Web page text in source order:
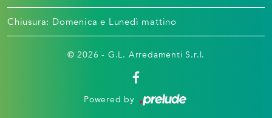
Chiusura: Domenica e Lunedì mattino
© 2026 - G.L. Arredamenti S.r.l.
Powered by